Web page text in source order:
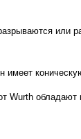
или
имеет
Wurth обладают